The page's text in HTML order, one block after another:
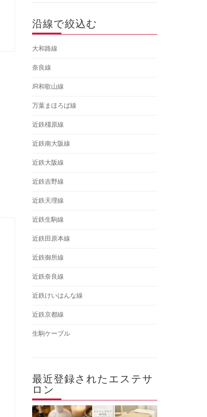
沿線で絞込む
大和路線
奈良線
JR和歌山線
万葉まほろば線
近鉄橿原線
近鉄南大阪線
近鉄大阪線
近鉄吉野線
近鉄天理線
近鉄生駒線
近鉄田原本線
近鉄御所線
近鉄奈良線
近鉄けいはんな線
近鉄京都線
生駒ケーブル
最近登録されたエステサ
ロン